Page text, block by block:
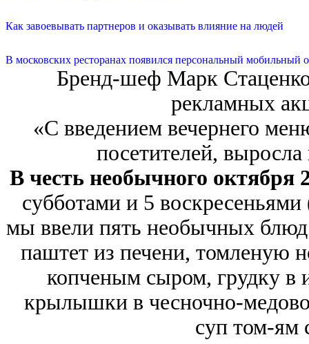
Как завоевывать партнеров и оказывать влияние на людей
В московских ресторанах появился персональный мобильный
Бренд-шеф Марк
рекламных
«С введением вечернего
посетителей,
В честь необычного октября
субботами и 5 воскресеньями
мы ввели пять необычных
паштет из печени, томленую
копченым сыром, грудку в
крылышки в чесночно-
суп том-ям